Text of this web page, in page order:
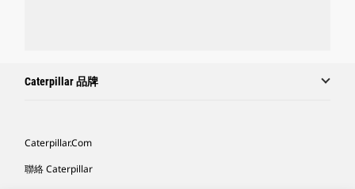
Caterpillar 品牌
Caterpillar.com
聯絡 Caterpillar